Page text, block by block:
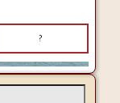
?